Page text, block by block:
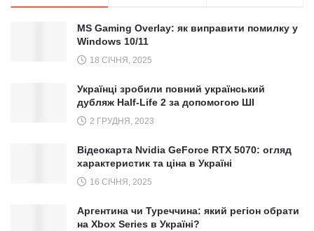
MS Gaming Overlay: як виправити помилку у
Windows 10/11
18 СІЧНЯ, 2025
Українці зробили повний український
дубляж Half-Life 2 за допомогою ШІ
2 ГРУДНЯ, 2023
Відеокарта Nvidia GeForce RTX 5070: огляд
характеристик та ціна в Україні
16 СІЧНЯ, 2025
Аргентина чи Туреччина: який регіон обрати
на Xbox Series в Україні?